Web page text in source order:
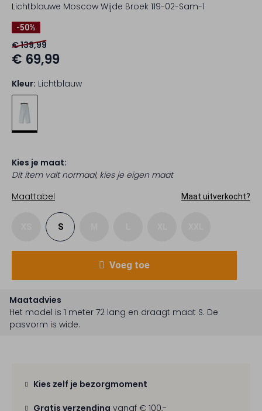
Lichtblauwe Moscow Wijde Broek 119-02-Sam-1
-50%
€ 139,99
€ 69,99
Kleur: Lichtblauw
Kies je maat:
Dit item valt normaal, kies je eigen maat
Maattabel
Maat uitverkocht?
S
Voeg toe
Maatadvies
Het model is 1 meter 72 lang en draagt maat S. De
pasvorm is wide.
Kies zelf je bezorgmoment
Gratis verzending vanaf € 100,-